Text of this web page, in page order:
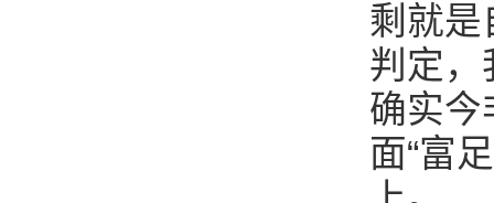
剩就是
判定，
确实今
面“富